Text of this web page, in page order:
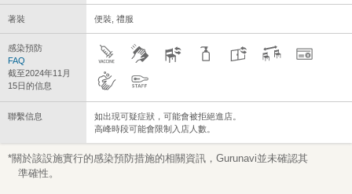
著裝 便裝, 禮服
感染預防
FAQ
截至2024年11月
15日的信息
聯繫信息
如出現可疑症狀，可能會被拒絕進店。
高峰時段可能會限制入店人數。
*關於該設施實行的感染預防措施的相關資訊，Gurunavi並未確認其
準確性。